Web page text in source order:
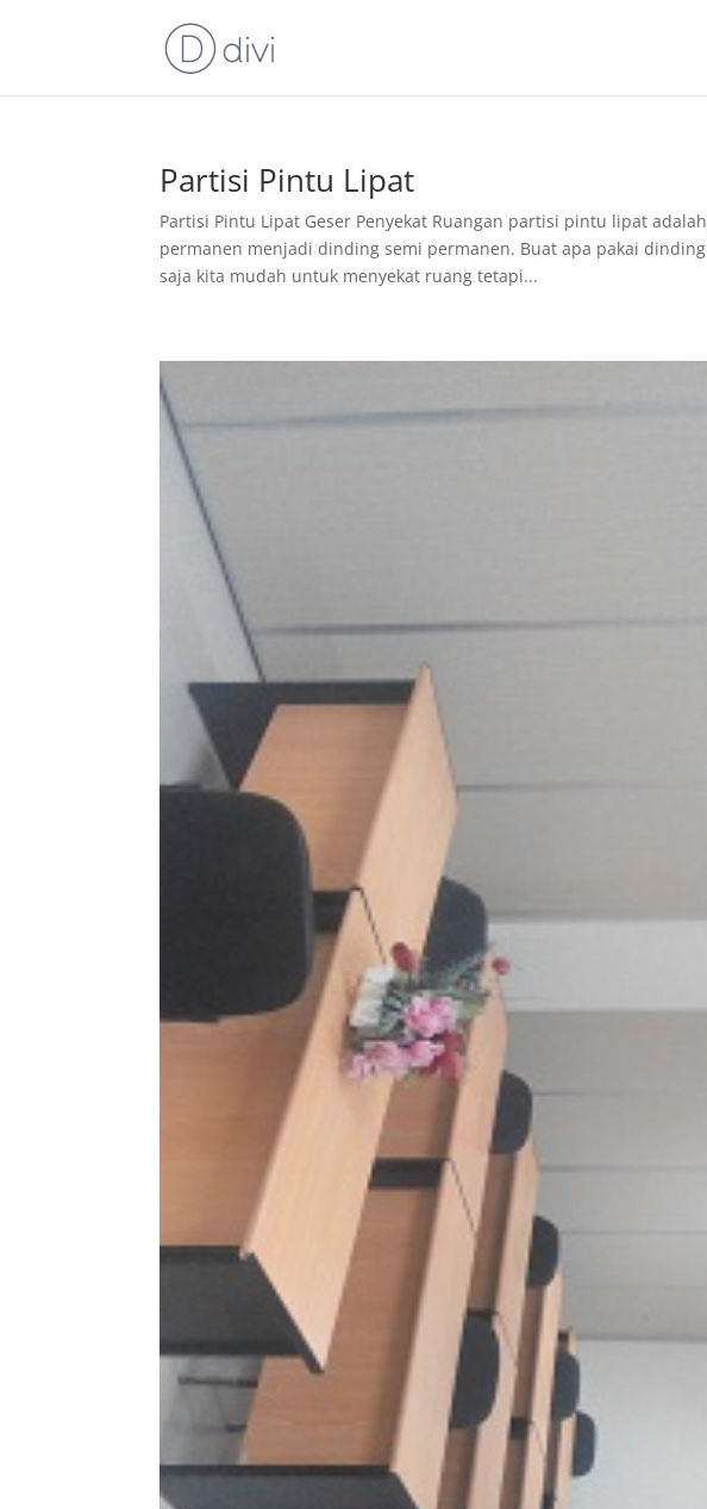
Partisi Pintu Lipat
Partisi Pintu Lipat Geser Penyekat Ruangan partisi pintu lipat
permanen menjadi dinding semi permanen. Buat apa pakai
saja kita mudah untuk menyekat ruang tetapi...